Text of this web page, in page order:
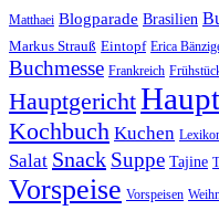
Matthaei Blogparade Brasilien
Markus Strauß Eintopf Erica
Buchmesse Frankreich
Hauptgericht
Kochbuch Kuchen
Salat Snack Suppe Tajine
Vorspeise Vorspeisen